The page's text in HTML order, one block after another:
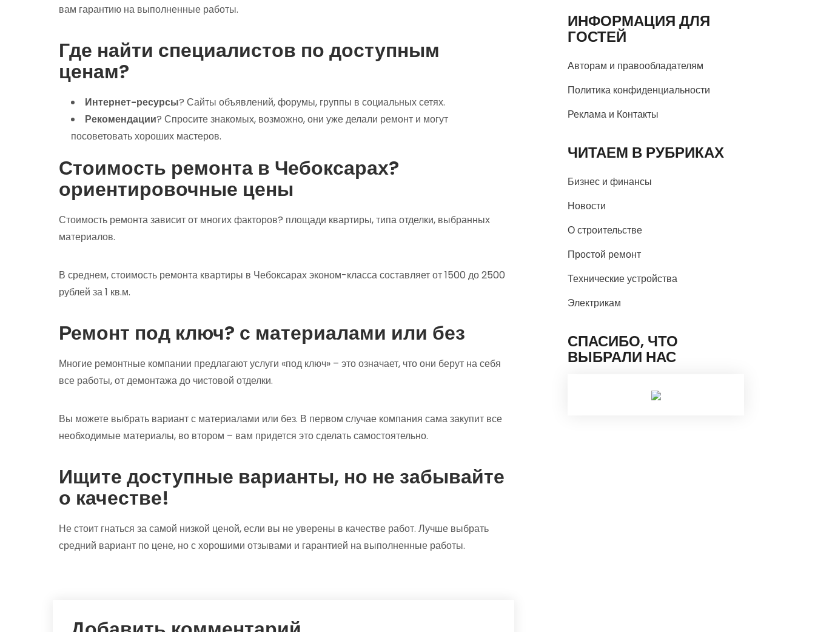
вам гарантию на выполненные работы.
Где найти специалистов по доступным
ценам?
Интернет-ресурсы? Сайты объявлений, форумы, группы в социальных сетях.
Рекомендации? Спросите знакомых, возможно, они уже делали ремонт и могут
посоветовать хороших мастеров.
Стоимость ремонта в Чебоксарах?
ориентировочные цены
Стоимость ремонта зависит от многих факторов? площади квартиры, типа отделки, выбранных
материалов.
В среднем, стоимость ремонта квартиры в Чебоксарах эконом-класса составляет от 1500 до 2500
рублей за 1 кв.м.
Ремонт под ключ? с материалами или без
Многие ремонтные компании предлагают услуги «под ключ» – это означает, что они берут на себя
все работы, от демонтажа до чистовой отделки.
Вы можете выбрать вариант с материалами или без. В первом случае компания сама закупит все
необходимые материалы, во втором – вам придется это сделать самостоятельно.
Ищите доступные варианты, но не забывайте
о качестве!
Не стоит гнаться за самой низкой ценой, если вы не уверены в качестве работ. Лучше выбрать
средний вариант по цене, но с хорошими отзывами и гарантией на выполненные работы.
ИНФОРМАЦИЯ ДЛЯ
ГОСТЕЙ
Авторам и правообладателям
Политика конфиденциальности
Реклама и Контакты
ЧИТАЕМ В РУБРИКАХ
Бизнес и финансы
Новости
О строительстве
Простой ремонт
Технические устройства
Электрикам
СПАСИБО, ЧТО
ВЫБРАЛИ НАС